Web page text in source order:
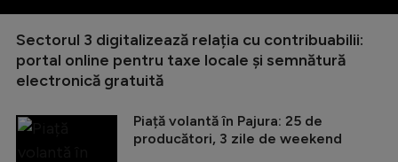
Sectorul 3 digitalizează relația cu contribuabilii:
portal online pentru taxe locale și semnătură
electronică gratuită
Piață volantă în Pajura: 25 de
producători, 3 zile de weekend